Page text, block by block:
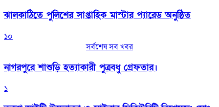
‎ঝালকাঠিতে পুলিশের সাপ্তাহিক মাস্টার প্যারেড অনুষ্ঠিত
১০
সর্বশেষ সব খবর
নাগরপুরে শাশুড়ি হত্যাকারী পুত্রবধু গ্রেফতার।
১